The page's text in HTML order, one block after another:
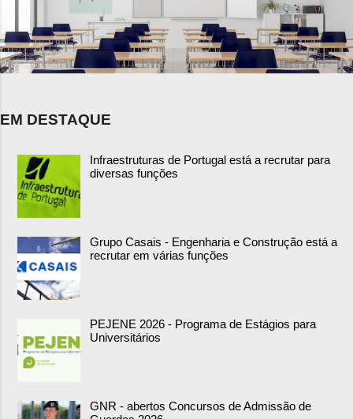
EM DESTAQUE
Infraestruturas de Portugal está a recrutar para
diversas funções
Grupo Casais - Engenharia e Construção está a
recrutar em várias funções
PEJENE 2026 - Programa de Estágios para
Universitários
GNR - abertos Concursos de Admissão de